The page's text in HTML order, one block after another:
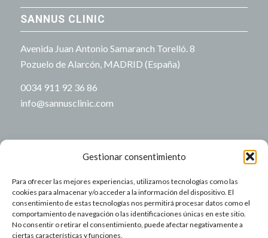
Gestionar consentimiento
Para ofrecer las mejores experiencias, utilizamos tecnologías como las
cookies para almacenar y/o acceder a la información del dispositivo. El
consentimiento de estas tecnologías nos permitirá procesar datos como el
comportamiento de navegación o las identificaciones únicas en este sitio.
No consentir o retirar el consentimiento, puede afectar negativamente a
ciertas características y funciones.
SANNUS CLINIC
Avenida Juan Antonio Samaranch Torelló. 8
Pozuelo de Alarcón, MADRID (España)
0034 911 92 36 86
info@sannusclinic.com
NUESTRO HORARIO
Lu-Vi: 9:00-21:00
Sa-Do: Cerrado